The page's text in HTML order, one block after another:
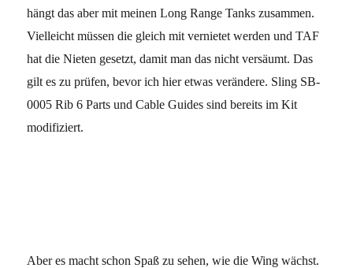
hängt das aber mit meinen Long Range Tanks zusammen.
Vielleicht müssen die gleich mit vernietet werden und TAF
hat die Nieten gesetzt, damit man das nicht versäumt. Das
gilt es zu prüfen, bevor ich hier etwas verändere. Sling SB-
0005 Rib 6 Parts und Cable Guides sind bereits im Kit
modifiziert.
Aber es macht schon Spaß zu sehen, wie die Wing wächst.